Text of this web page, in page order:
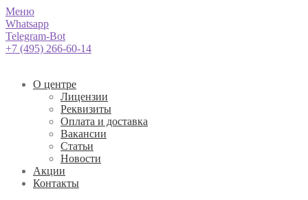
Меню
Whatsapp
Telegram-Bot
+7 (495) 266-60-14
О центре
Лицензии
Реквизиты
Оплата и доставка
Вакансии
Статьи
Новости
Акции
Контакты